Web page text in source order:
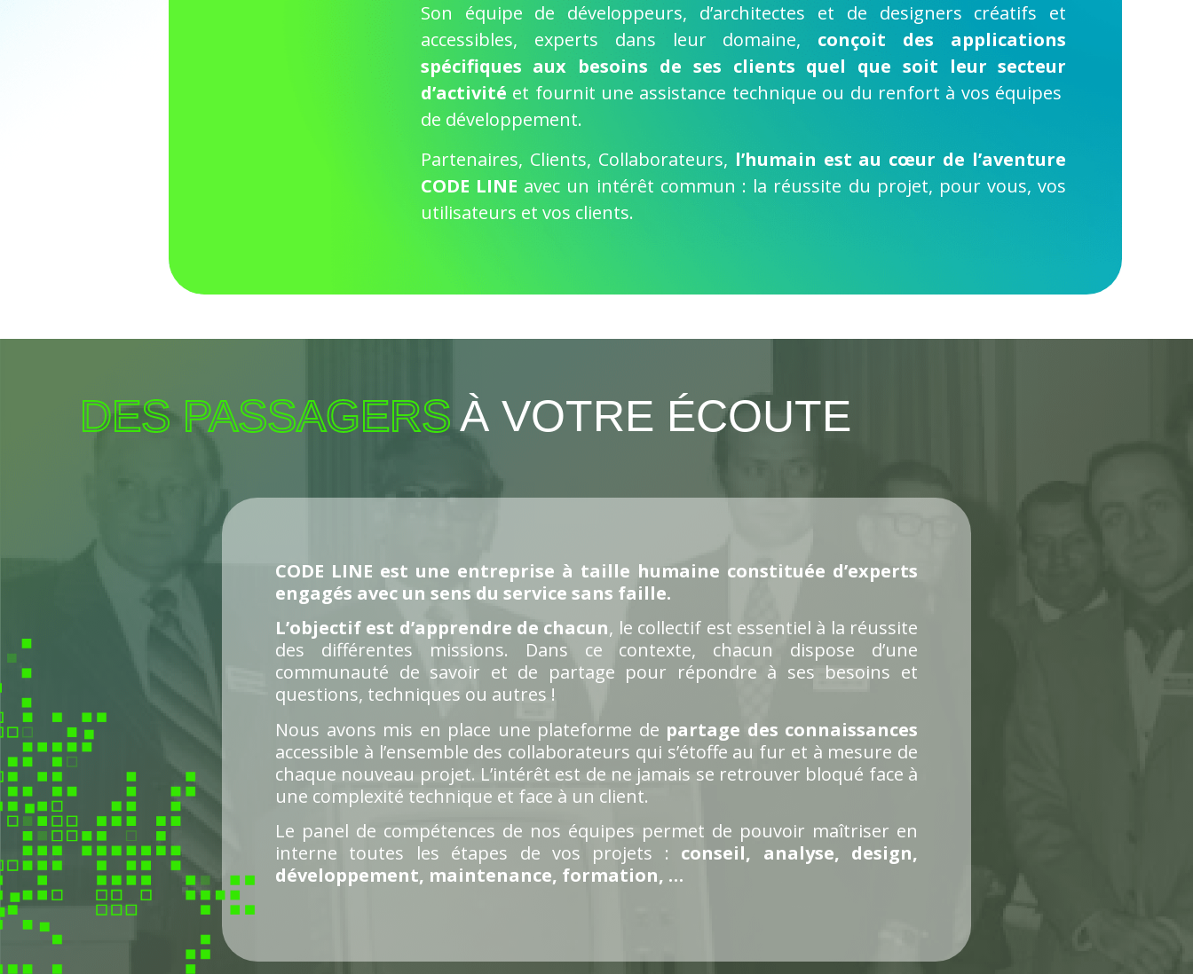
Son équipe de développeurs, d’architectes et de designers créatifs et
accessibles, experts dans leur domaine, conçoit des applications
spécifiques aux besoins de ses clients quel que soit leur secteur
d’activité et fournit une assistance technique ou du renfort à vos équipes
de développement.
Partenaires, Clients, Collaborateurs, l’humain est au cœur de l’aventure
CODE LINE avec un intérêt commun : la réussite du projet, pour vous, vos
utilisateurs et vos clients.
DES PASSAGERSÀ VOTRE ÉCOUTE
CODE LINE est une entreprise à taille humaine constituée d’experts
engagés avec un sens du service sans faille.
L’objectif est d’apprendre de chacun, le collectif est essentiel à la réussite
des différentes missions. Dans ce contexte, chacun dispose d’une
communauté de savoir et de partage pour répondre à ses besoins et
questions, techniques ou autres !
Nous avons mis en place une plateforme de partage des connaissances
accessible à l’ensemble des collaborateurs qui s’étoffe au fur et à mesure de
chaque nouveau projet. L’intérêt est de ne jamais se retrouver bloqué face à
une complexité technique et face à un client.
Le panel de compétences de nos équipes permet de pouvoir maîtriser en
interne toutes les étapes de vos projets : conseil, analyse, design,
développement, maintenance, formation, …